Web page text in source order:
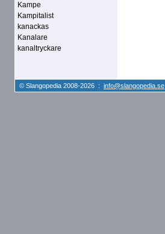
Kampe
Kampitalist
kanackas
Kanalare
kanaltryckare
© Slangopedia 2008-2026 : info@slangopedia.se